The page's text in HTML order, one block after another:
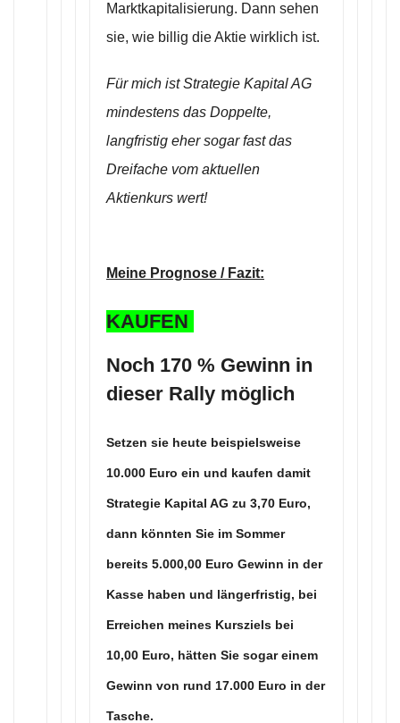
Marktkapitalisierung. Dann sehen
sie, wie billig die Aktie wirklich ist.
Für mich ist Strategie Kapital AG
mindestens das Doppelte,
langfristig eher sogar fast das
Dreifache vom aktuellen
Aktienkurs wert!
Meine Prognose / Fazit:
KAUFEN
Noch 170 % Gewinn in
dieser Rally möglich
Setzen sie heute beispielsweise
10.000 Euro ein und kaufen damit
Strategie Kapital AG zu 3,70 Euro,
dann könnten Sie im Sommer
bereits 5.000,00 Euro Gewinn in der
Kasse haben und längerfristig, bei
Erreichen meines Kursziels bei
10,00 Euro, hätten Sie sogar einem
Gewinn von rund 17.000 Euro in der
Tasche.